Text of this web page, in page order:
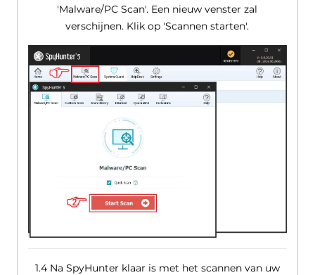
'Malware/PC Scan'. Een nieuw venster zal
verschijnen. Klik op 'Scannen starten'.
1.4 Na SpyHunter klaar is met het scannen van uw